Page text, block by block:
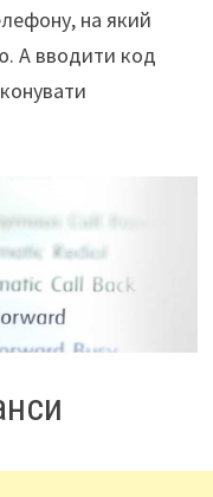
на який
А вводити код